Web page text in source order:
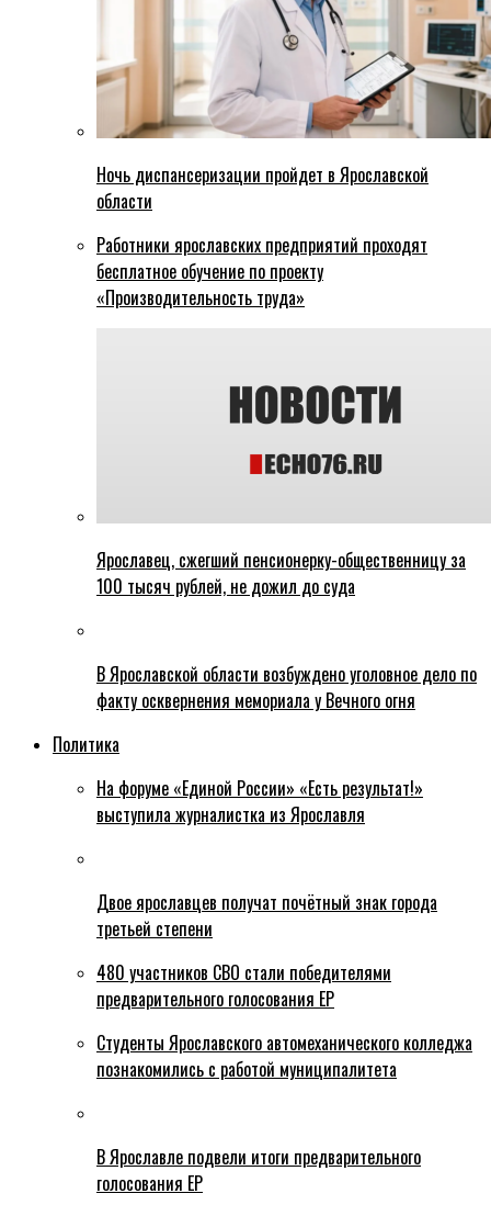
Ночь диспансеризации пройдет в Ярославской
области
Работники ярославских предприятий проходят
бесплатное обучение по проекту
«Производительность труда»
Ярославец, сжегший пенсионерку-общественницу за
100 тысяч рублей, не дожил до суда
В Ярославской области возбуждено уголовное дело по
факту осквернения мемориала у Вечного огня
Политика
На форуме «Единой России» «Есть результат!»
выступила журналистка из Ярославля
Двое ярославцев получат почётный знак города
третьей степени
480 участников СВО стали победителями
предварительного голосования ЕР
Студенты Ярославского автомеханического колледжа
познакомились с работой муниципалитета
В Ярославле подвели итоги предварительного
голосования ЕР